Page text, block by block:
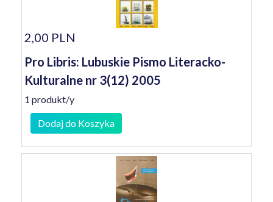
2,00 PLN
Pro Libris: Lubuskie Pismo Literacko-
Kulturalne nr 3(12) 2005
1 produkt/y
Dodaj do Koszyka